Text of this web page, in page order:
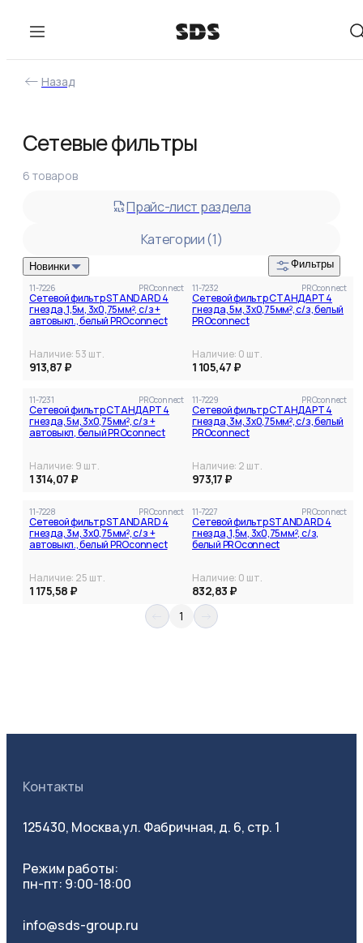
Назад
Сетевые фильтры
6 товаров
Прайс-лист раздела
Категории (1)
Новинки Фильтры
11-7226 PROconnect
Сетевой фильтр STANDARD 4
гнезда, 1,5м, 3х0,75мм², с/з +
автовыкл., белый PROconnect
Наличие: 53 шт.
913,87 ₽
11-7232 PROconnect
Сетевой фильтр СТАНДАРТ 4
гнезда, 5м, 3х0,75мм², с/з, белый
PROconnect
Наличие: 0 шт.
1 105,47 ₽
11-7231 PROconnect
Сетевой фильтр СТАНДАРТ 4
гнезда, 5м, 3х0,75мм², с/з +
автовыкл, белый PROconnect
Наличие: 9 шт.
1 314,07 ₽
11-7229 PROconnect
Сетевой фильтр СТАНДАРТ 4
гнезда, 3м, 3х0,75мм², с/з, белый
PROconnect
Наличие: 2 шт.
973,17 ₽
11-7228 PROconnect
Сетевой фильтр STANDARD 4
гнезда, 3м, 3х0,75мм², с/з +
автовыкл., белый PROconnect
Наличие: 25 шт.
1 175,58 ₽
11-7227 PROconnect
Сетевой фильтр STANDARD 4
гнезда, 1,5м, 3х0,75мм², с/з,
белый PROconnect
Наличие: 0 шт.
832,83 ₽
1
Контакты
125430, Москва,ул. Фабричная, д. 6, стр. 1
Режим работы:
пн-пт: 9:00-18:00
info@sds-group.ru
Все фильтры
Категория
Сетевые фильтры PROconnect
до